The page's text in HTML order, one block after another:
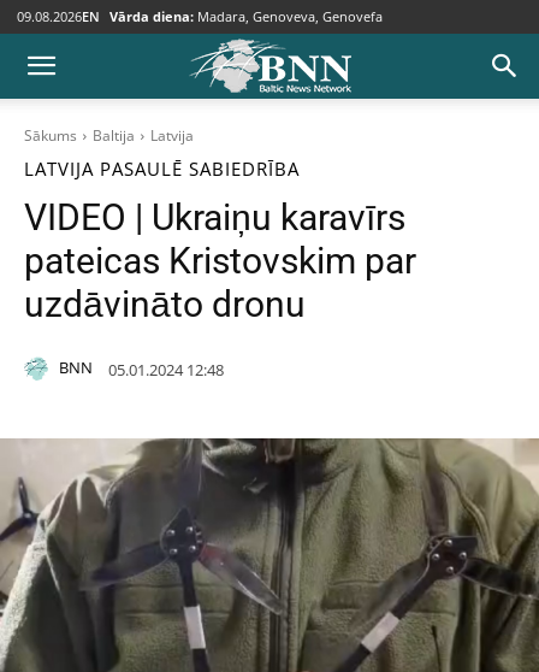
09.08.2026EN Vārda diena: Madara, Genoveva, Genovefa
Sākums Baltija Latvija
LATVIJA PASAULĒ SABIEDRĪBA
VIDEO | Ukraiņu karavīrs
pateicas Kristovskim par
uzdāvināto dronu
BNN 05.01.2024 12:48